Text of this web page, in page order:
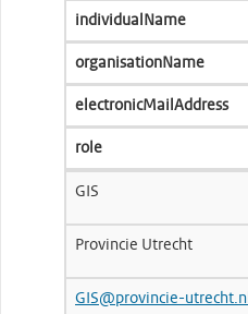
individualName
organisationName
electronicMailAddress
role
GIS
Provincie Utrecht
GIS@provincie-utrecht.nl